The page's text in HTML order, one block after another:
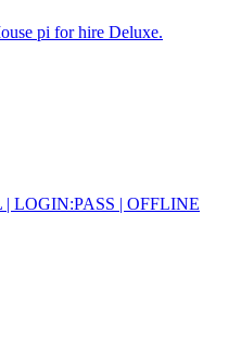
pi for hire Deluxe.
LOGIN:PASS | OFFLINE